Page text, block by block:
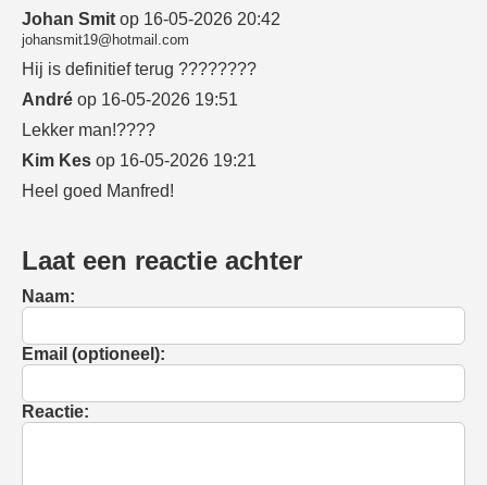
Johan Smit op 16-05-2026 20:42
johansmit19@hotmail.com
Hij is definitief terug ????????
André op 16-05-2026 19:51
Lekker man!????
Kim Kes op 16-05-2026 19:21
Heel goed Manfred!
Laat een reactie achter
Naam:
Email (optioneel):
Reactie: